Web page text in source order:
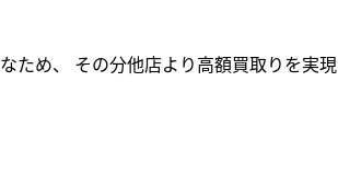
ため、 その分他店より高額買取りを実